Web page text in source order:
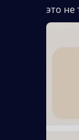
это не